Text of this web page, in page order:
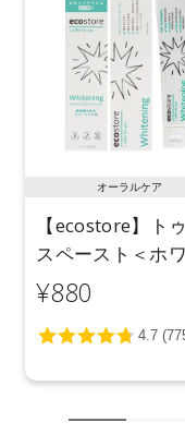
オーラルケア
【ecostore】ト
スペースト＜ホ
トニング＞ 100g
¥880